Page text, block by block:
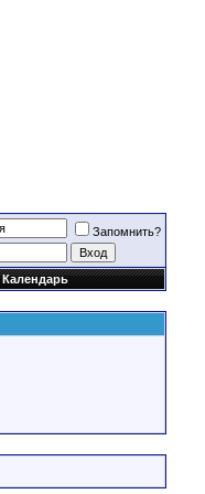
Запомнить?
Календарь